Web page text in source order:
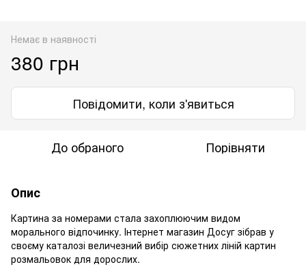
Немає в наявності
380 грн
Повідомити, коли з'явиться
До обраного Порівняти
Опис
Картина за номерами стала захоплюючим видом
морального відпочинку. Інтернет магазин Досуг зібрав у
своєму каталозі величезний вибір сюжетних ліній картин
розмальовок для дорослих.